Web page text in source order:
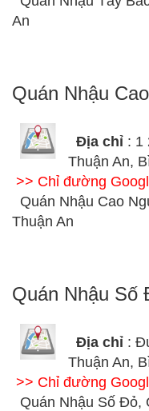
An
Quán Nhậu
Địa chỉ : 1
Thuận An,
>> Chỉ đường
Quán Nhậu Cao
Thuận An
Quán Nhậu Số
Địa chỉ :
Thuận An,
>> Chỉ đường
Quán Nhậu Số Đỏ,